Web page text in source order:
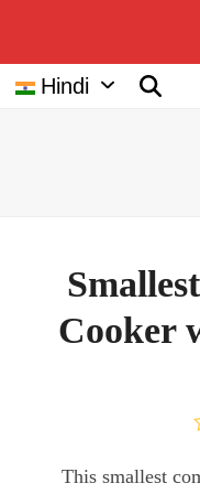
Hindi
Cooker
This smallest